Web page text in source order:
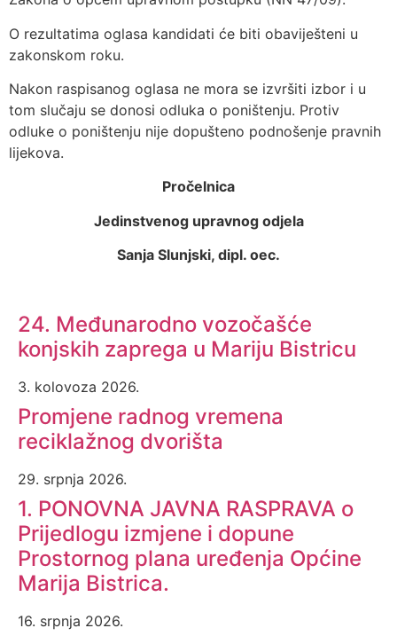
O rezultatima oglasa kandidati će biti obaviješteni u
zakonskom roku.
Nakon raspisanog oglasa ne mora se izvršiti izbor i u
tom slučaju se donosi odluka o poništenju. Protiv
odluke o poništenju nije dopušteno podnošenje pravnih
lijekova.
Pročelnica
Jedinstvenog upravnog odjela
Sanja Slunjski, dipl. oec.
24. Međunarodno vozočašće
konjskih zaprega u Mariju Bistricu
3. kolovoza 2026.
Promjene radnog vremena
reciklažnog dvorišta
29. srpnja 2026.
1. PONOVNA JAVNA RASPRAVA o
Prijedlogu izmjene i dopune
Prostornog plana uređenja Općine
Marija Bistrica.
16. srpnja 2026.